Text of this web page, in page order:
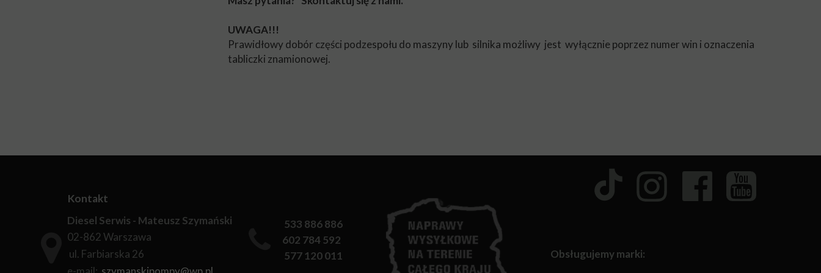
Obsługujemy marki:
533 886 886
602 784 592
577 120 011
Diesel Serwis - Mateusz Szymański
02-862 Warszawa
ul. Farbiarska 26
Kontakt
UWAGA!!!
Prawidłowy dobór części podzespołu do maszyny lub silnika możliwy jest wyłącznie poprzez numer win i oznaczenia
tabliczki znamionowej.